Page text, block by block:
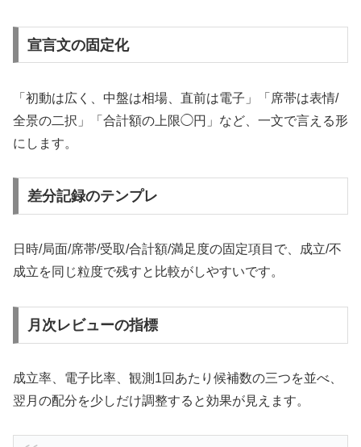
宣言文の固定化
「初動は広く、中盤は相場、直前は電子」「席帯は表情/
全景の二択」「合計額の上限◯円」など、一文で言える形
にします。
差分記録のテンプレ
日時/局面/席帯/受取/合計額/満足度の固定項目で、成立/不
成立を同じ粒度で残すと比較がしやすいです。
月次レビューの指標
成立率、電子比率、観測1回あたり候補数の三つを並べ、
翌月の配分を少しだけ調整すると効果が見えます。